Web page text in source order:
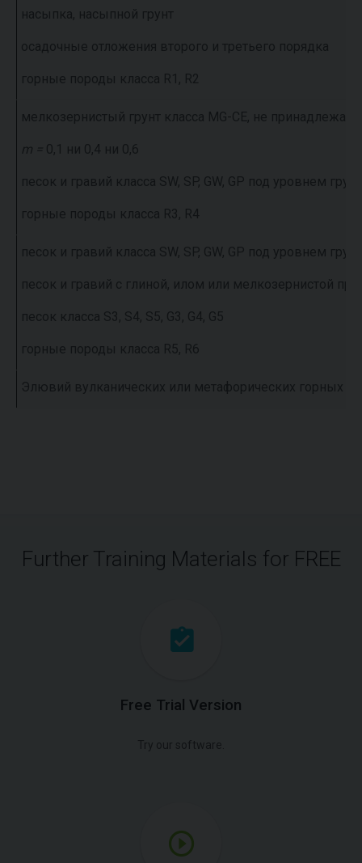
насыпка, насыпной грунт
осадочные отложения второго и третьего порядка
горные породы класса R1, R2
мелкозернистый грунт класса MG-CE, не
m = 0,1 ни 0,4 ни 0,6
песок и гравий класса SW, SP, GW, GP под уровнем
горные породы класса R3, R4
песок и гравий класса SW, SP, GW, GP под уровнем
песок и гравий с глиной, илом или мелкозернистой
песок класса S3, S4, S5, G3, G4, G5
горные породы класса R5, R6
Элювий вулканических или метафорических горных
Further Training Materials for FREE
Free Trial Version
Try our software.